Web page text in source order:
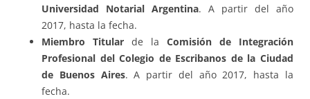
Universidad Notarial Argentina. A partir del año
2017, hasta la fecha.
Miembro Titular de la Comisión de Integración
Profesional del Colegio de Escribanos de la Ciudad
de Buenos Aires. A partir del año 2017, hasta la
fecha.